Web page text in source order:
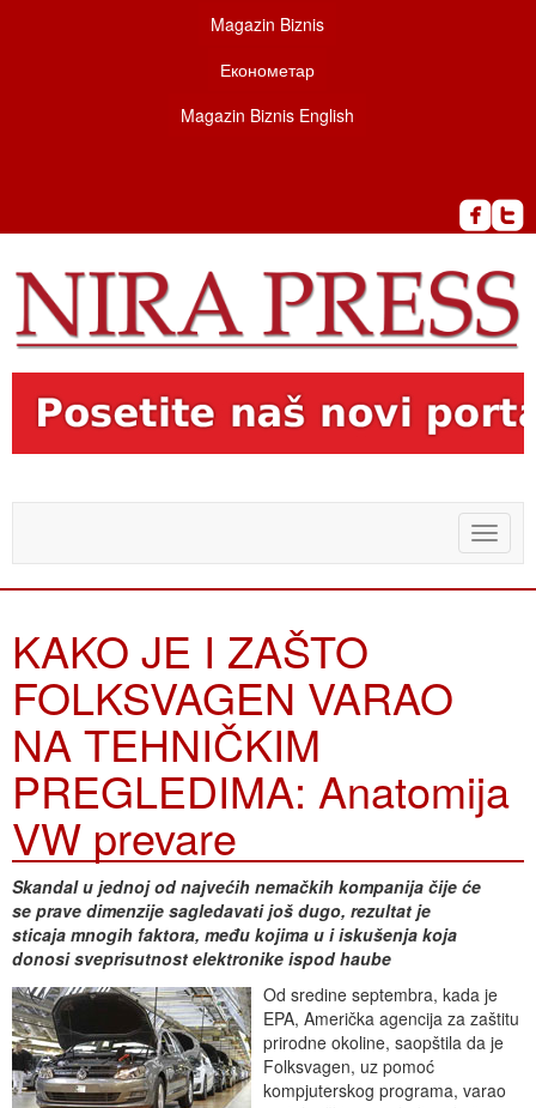
Magazin Biznis
Економетар
Magazin Biznis English
Toggle
KAKO JE I ZAŠTO
FOLKSVAGEN VARAO
NA TEHNIČKIM
PREGLEDIMA: Anatomija
VW prevare
Skandal u jednoj od najvećih nemačkih kompanija čije će
se prave dimenzije sagledavati još dugo, rezultat je
sticaja mnogih faktora, među kojima u i iskušenja koja
donosi sveprisutnost elektronike ispod haube
Od sredine septembra, kada je
EPA, Američka agencija za zaštitu
prirodne okoline, saopštila da je
Folksvagen, uz pomoć
kompjuterskog programa, varao